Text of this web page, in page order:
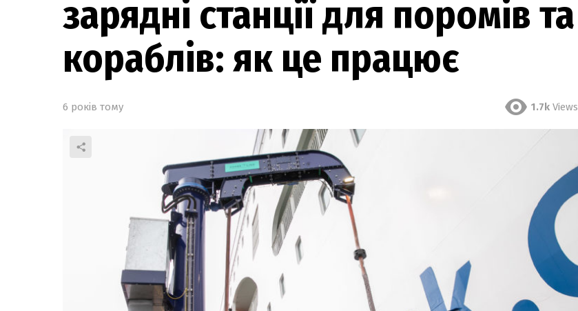
зарядні станції для поромів та
кораблів: як це працює
6 років тому 1.7k Views